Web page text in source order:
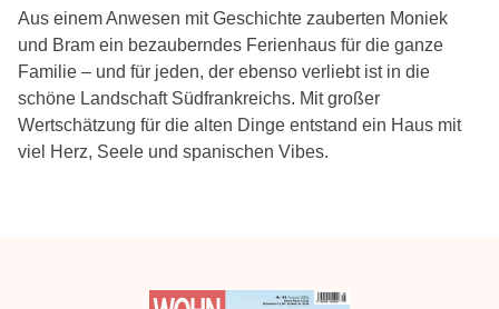
Aus einem Anwesen mit Geschichte zauberten Moniek
und Bram ein bezauberndes Ferienhaus für die ganze
Familie – und für jeden, der ebenso verliebt ist in die
schöne Landschaft Südfrankreichs. Mit großer
Wertschätzung für die alten Dinge entstand ein Haus mit
viel Herz, Seele und spanischen Vibes.